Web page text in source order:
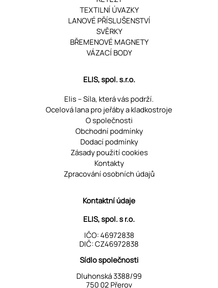
TEXTILNÍ ÚVAZKY
LANOVÉ PŘÍSLUŠENSTVÍ
SVĚRKY
BŘEMENOVÉ MAGNETY
VÁZACÍ BODY
ELIS, spol. s.r.o.
Elis – Síla, která vás podrží.
Ocelová lana pro jeřáby a kladkostroje
O společnosti
Obchodní podmínky
Dodací podmínky
Zásady použití cookies
Kontakty
Zpracování osobních údajů
Kontaktní údaje
ELIS, spol. s r.o.
IČO: 46972838
DIČ: CZ46972838
Sídlo společnosti
Dluhonská 3388/99
750 02 Přerov